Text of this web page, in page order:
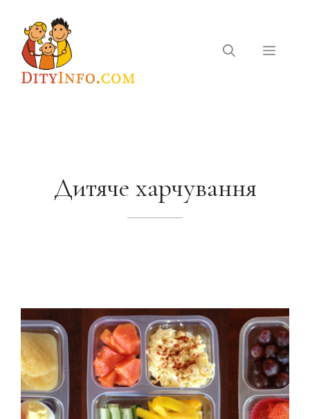
вмісту
Меню
Дитяче харчування